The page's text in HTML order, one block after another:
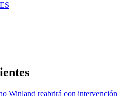
Winland reabrirá con intervención